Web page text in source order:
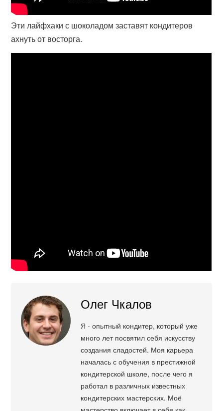
Эти лайфхаки с шоколадом заставят кондитеров
ахнуть от восторга.
Олег Чкалов
Я - опытный кондитер, который уже
много лет посвятил себя искусству
создания сладостей. Моя карьера
началась с обучения в престижной
кондитерской школе, после чего я
работал в различных известных
кондитерских мастерских. Моё